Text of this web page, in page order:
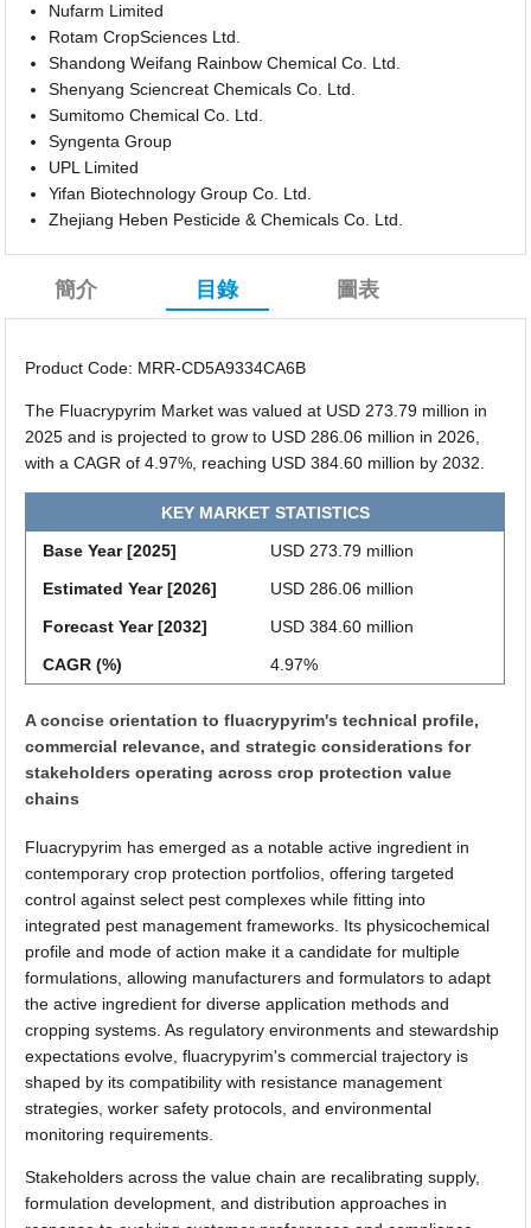
Nufarm Limited
Rotam CropSciences Ltd.
Shandong Weifang Rainbow Chemical Co. Ltd.
Shenyang Sciencreat Chemicals Co. Ltd.
Sumitomo Chemical Co. Ltd.
Syngenta Group
UPL Limited
Yifan Biotechnology Group Co. Ltd.
Zhejiang Heben Pesticide & Chemicals Co. Ltd.
簡介 目錄 圖表
Product Code: MRR-CD5A9334CA6B
The Fluacrypyrim Market was valued at USD 273.79 million in
2025 and is projected to grow to USD 286.06 million in 2026,
with a CAGR of 4.97%, reaching USD 384.60 million by 2032.
KEY MARKET STATISTICS
Base Year [2025]
USD 273.79 million
Estimated Year [2026]
USD 286.06 million
Forecast Year [2032]
USD 384.60 million
CAGR (%)
4.97%
A concise orientation to fluacrypyrim's technical profile,
commercial relevance, and strategic considerations for
stakeholders operating across crop protection value
chains
Fluacrypyrim has emerged as a notable active ingredient in
contemporary crop protection portfolios, offering targeted
control against select pest complexes while fitting into
integrated pest management frameworks. Its physicochemical
profile and mode of action make it a candidate for multiple
formulations, allowing manufacturers and formulators to adapt
the active ingredient for diverse application methods and
cropping systems. As regulatory environments and stewardship
expectations evolve, fluacrypyrim's commercial trajectory is
shaped by its compatibility with resistance management
strategies, worker safety protocols, and environmental
monitoring requirements.
Stakeholders across the value chain are recalibrating supply,
formulation development, and distribution approaches in